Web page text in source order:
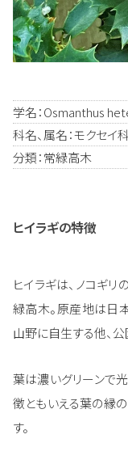
学名：Osmanthus
科名、属名：モクセイ
分類：常緑高木
ヒイラギの特徴
ヒイラギは、ノコギ
緑高木。原産地は日
山野に自生する他、
葉は濃いグリーンで
徴ともいえる葉の縁
す。